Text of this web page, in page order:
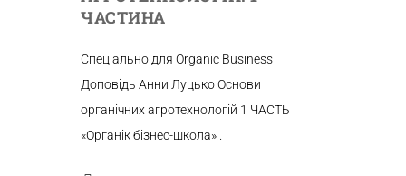
ЧАСТИНА
Спеціально для Organic Business
Доповідь Анни Луцько Основи
органічних агротехнологій 1 ЧАСТЬ
«Органік бізнес-школа» .